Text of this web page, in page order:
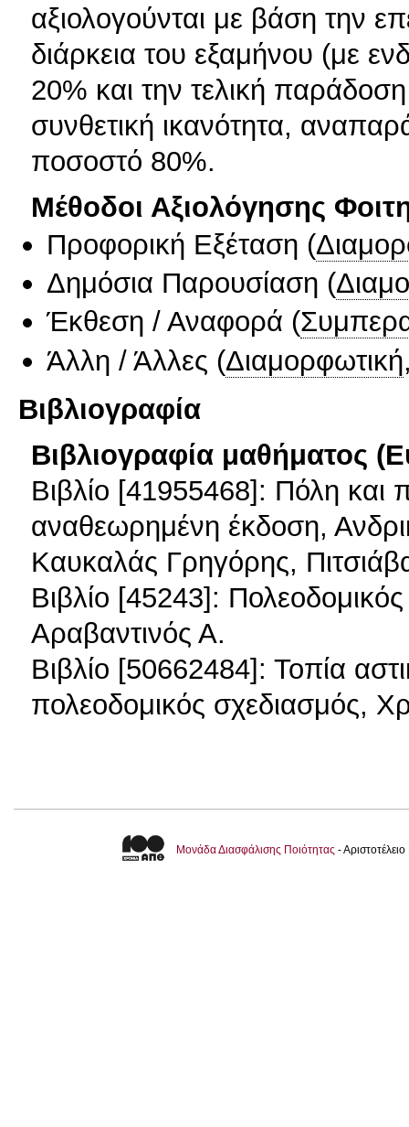
αξιολογούνται με βάση την
διάρκεια του εξαμήνου (με
20% και την τελική
συνθετική ικανότητα,
ποσοστό 80%.
Μέθοδοι Αξιολόγησης
Προφορική Εξέταση (
Δημόσια Παρουσίαση (
Έκθεση / Αναφορά (
Άλλη / Άλλες (Διαμορφωτική
Βιβλιογραφία
Βιβλιογραφία μαθήματος
Βιβλίο [41955468]: Πόλη και
αναθεωρημένη έκδοση,
Καυκαλάς Γρηγόρης,
Βιβλίο [45243]:
Αραβαντινός Α.
Βιβλίο [50662484]: Τοπία
πολεοδομικός σχεδιασμός,
Μονάδα Διασφάλισης Ποιότητας -